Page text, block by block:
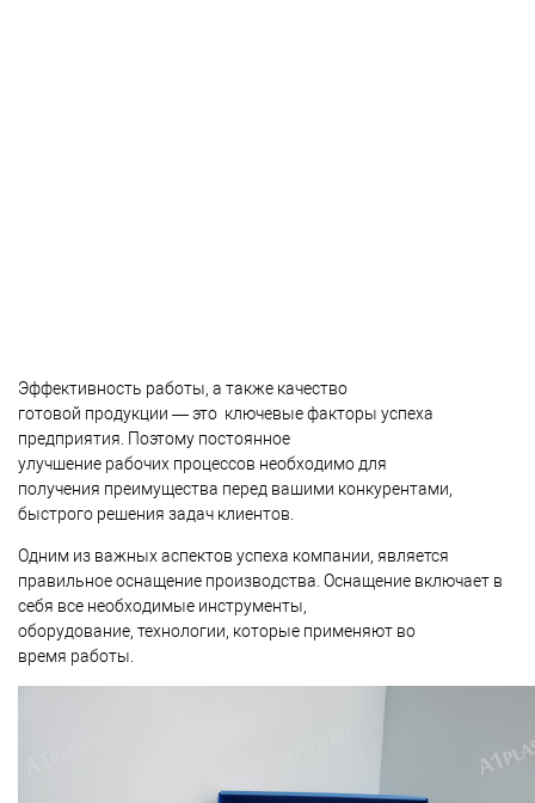
Эффективность работы, а также качество
готовой продукции — это ключевые факторы успеха
предприятия. Поэтому постоянное
улучшение рабочих процессов необходимо для
получения преимущества перед вашими конкурентами,
быстрого решения задач клиентов.
Одним из важных аспектов успеха компании, является
правильное оснащение производства. Оснащение включает в
себя все необходимые инструменты,
оборудование, технологии, которые применяют во
время работы.